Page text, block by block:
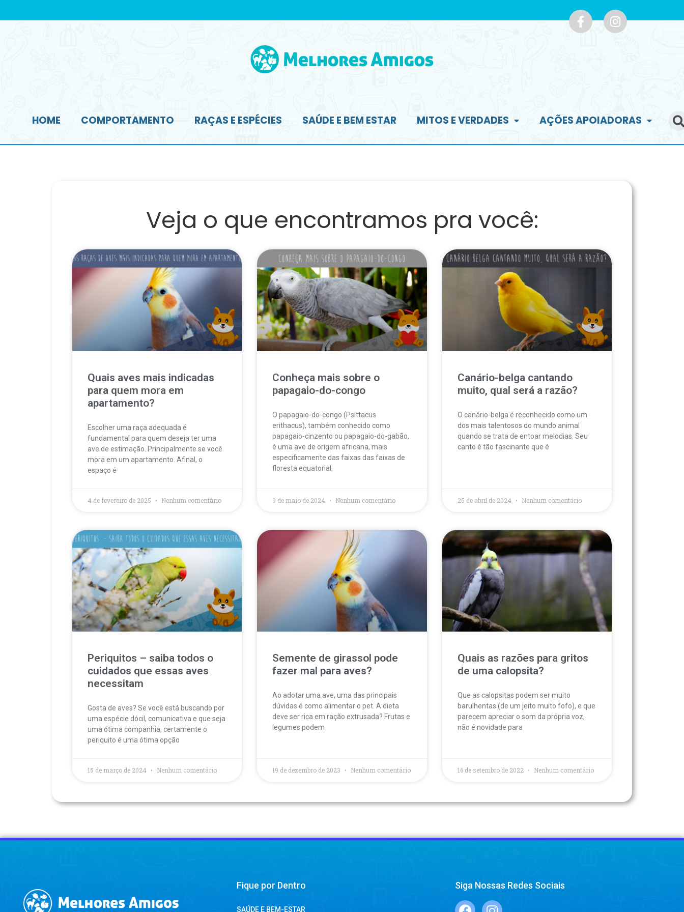
HOME COMPORTAMENTO RAÇAS E ESPÉCIES SAÚDE E BEM ESTAR MITOS E VERDADES AÇÕES APOIADORAS
Veja o que encontramos pra você:
Quais aves mais indicadas
para quem mora em
apartamento?
Escolher uma raça adequada é
fundamental para quem deseja ter uma
ave de estimação. Principalmente se você
mora em um apartamento. Afinal, o
espaço é
4 de fevereiro de 2025 Nenhum comentário
Conheça mais sobre o
papagaio-do-congo
O papagaio-do-congo (Psittacus
erithacus), também conhecido como
papagaio-cinzento ou papagaio-do-gabão,
é uma ave de origem africana, mais
especificamente das faixas das faixas de
floresta equatorial,
9 de maio de 2024 Nenhum comentário
Canário-belga cantando
muito, qual será a razão?
O canário-belga é reconhecido como um
dos mais talentosos do mundo animal
quando se trata de entoar melodias. Seu
canto é tão fascinante que é
25 de abril de 2024 Nenhum comentário
Periquitos – saiba todos o
cuidados que essas aves
necessitam
Gosta de aves? Se você está buscando por
uma espécie dócil, comunicativa e que seja
uma ótima companhia, certamente o
periquito é uma ótima opção
15 de março de 2024 Nenhum comentário
Semente de girassol pode
fazer mal para aves?
Ao adotar uma ave, uma das principais
dúvidas é como alimentar o pet. A dieta
deve ser rica em ração extrusada? Frutas e
legumes podem
19 de dezembro de 2023 Nenhum comentário
Quais as razões para gritos
de uma calopsita?
Que as calopsitas podem ser muito
barulhentas (de um jeito muito fofo), e que
parecem apreciar o som da própria voz,
não é novidade para
16 de setembro de 2022 Nenhum comentário
Fique por Dentro
SAÚDE E BEM-ESTAR
Siga Nossas Redes Sociais